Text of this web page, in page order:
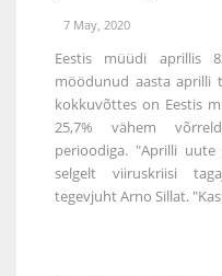
7 May, 2020
Eestis müüdi aprillis
möödunud aasta aprilli
kokkuvõttes on Eestis
25,7% vähem
perioodiga. "Aprilli
selgelt viiruskriisi
tegevjuht Arno Sillat.